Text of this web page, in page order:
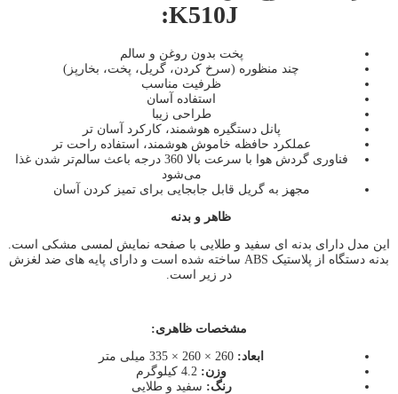
K510J:
پخت بدون روغن و سالم
چند منظوره (سرخ کردن، گریل، پخت، بخارپز)
ظرفیت مناسب
استفاده آسان
طراحی زیبا
پانل دستگیره هوشمند، کارکرد آسان تر
عملکرد حافظه خاموش هوشمند، استفاده راحت تر
فناوری گردش هوا با سرعت بالا 360 درجه باعث سالم‌تر شدن غذا
می‌شود
مجهز به گریل قابل جابجایی برای تمیز کردن آسان
ظاهر و بدنه
این مدل دارای بدنه ای سفید و طلایی با صفحه نمایش لمسی مشکی است.
بدنه دستگاه از پلاستیک ABS ساخته شده است و دارای پایه های ضد لغزش
در زیر است.
مشخصات ظاهری:
ابعاد:
وزن:
رنگ: سفید و طلایی